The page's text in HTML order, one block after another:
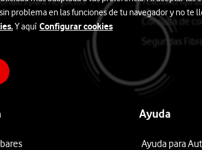
Consulta de
Segundas
Ayuda
Ayuda para
problema en las funciones de tu navegador y no te
Y aquí Configurar cookies